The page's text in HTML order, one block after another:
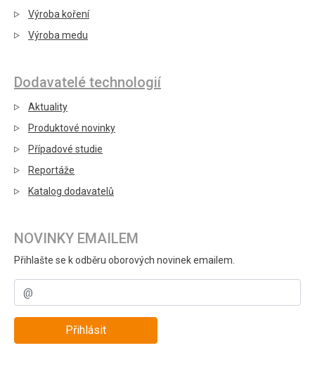
Výroba koření
Výroba medu
Dodavatelé technologií
Aktuality
Produktové novinky
Případové studie
Reportáže
Katalog dodavatelů
NOVINKY EMAILEM
Přihlašte se k odběru oborových novinek emailem.
Přihlásit